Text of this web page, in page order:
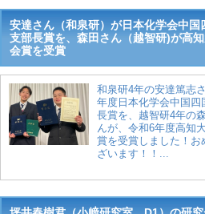
安達さん（和泉研）が日本化学会中国
支部長賞を、森田さん（越智研)が高
会賞を受賞
和泉研4年の安達篤志
年度日本化学会中国四
長賞を、越智研4年の
んが、令和6年度高知
賞を受賞しました！お
ざいます！！...